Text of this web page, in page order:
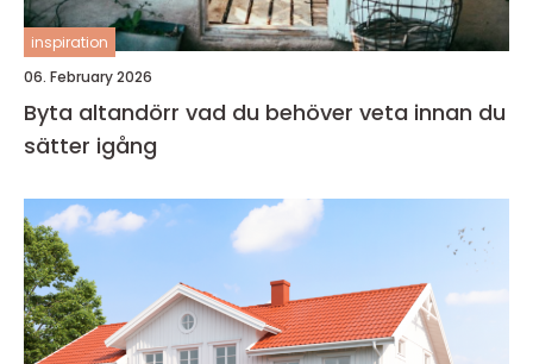
inspiration
06. February 2026
Byta altandörr vad du behöver veta innan du
sätter igång